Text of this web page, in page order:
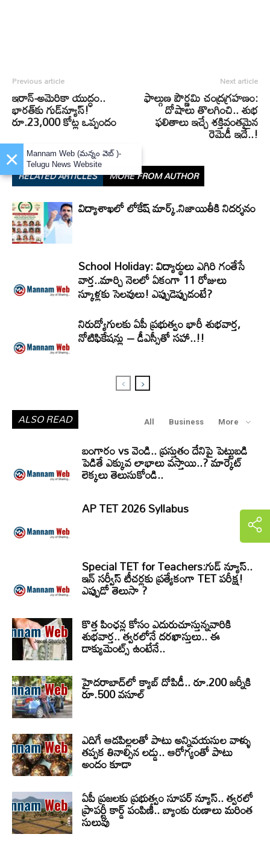
Previous article
ఇరాన్‌-అమెరికా యుద్ధం..
భారత్‌కు గుడ్‌న్యూస్‌!
రూ.23,000 కోట్ల ఒప్పందం
Next article
ఫాల్గుణ పౌర్ణమి చంద్రగ్రహణం:
దోషాలు తొలగించి.. శుభ
ఫలితాలు ఇచ్చే శక్తివంతమైన
రెమెడీ ఇదే..!
RELATED ARTICLES MORE FROM AUTHOR
విద్యాశాఖలో లోకేష్ మార్క్.నిజాయితీకి నిదర్శనం
School Holiday: విద్యార్థులు ఎగిరి గంతేసే
వార్త..మార్చి నెలలో ఏకంగా 11 రోజులు
స్కూళ్లకు సెలవులు! ఎప్పుడెప్పుడంటే?
నిరుద్యోగులకు ఏపీ ప్రభుత్వం భారీ శుభవార్త,
నోటిఫికేషన్లు – డీఎస్సీతో సహా..!!
ALSO READ All Business More
బంగారం vs వెండి.. ప్రస్తుతం దేనిపై పెట్టుబడి
పెడితే ఎక్కువ లాభాలు వస్తాయి..? మార్కెట్
లెక్కలు తెలుసుకోండి..
AP TET 2026 Syllabus
Special TET for Teachers:గుడ్ న్యూస్..
ఇన్ సర్వీస్ టీచర్లకు ప్రత్యేకంగా TET పరీక్ష!
ఎప్పుడో తెలుసా ?
కొత్త పింఛన్ల కోసం ఎదురుచూస్తున్నవారికి
శుభవార్త.. త్వరలోనే దరఖాస్తులు.. ఈ
డాక్యుమెంట్స్ ఉంటేనే..
హైదరాబాద్‌లో క్యాబ్‌ దోపిడీ.. రూ.200 జర్నీకి
రూ.500 వసూల్
ఎదిగే ఆడపిల్లలతో పాటు అన్నివయసుల వాళ్ళు
తప్పక తినాల్సిన లడ్డు.. ఆరోగ్యంతో పాటు
అందం కూడా
ఏపీ ప్రజలకు ప్రభుత్వం సూపర్ న్యూస్.. త్వరలో
ప్రాపర్టీ కార్డ్ పంపిణీ.. బ్యాంకు రుణాలు మరింత
సులువు
×
Mannam Web (మన్నం వెబ్ )-
Telugu News Website